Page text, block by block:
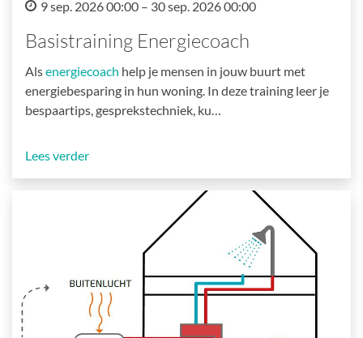
9 sep. 2026 00:00 – 30 sep. 2026 00:00
Basistraining Energiecoach
Alsenergiecoach help je mensen in jouw buurt met
energiebesparing in hun woning. In deze training leer je
bespaartips, gesprekstechniek, ku…
Lees verder